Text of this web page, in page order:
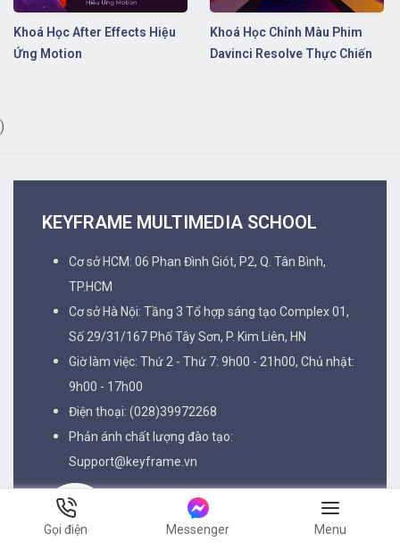
Khoá Học After Effects Hiệu
Ứng Motion
Khoá Học Chỉnh Màu Phim
Davinci Resolve Thực Chiến
)
KEYFRAME MULTIMEDIA SCHOOL
Cơ sở HCM: 06 Phan Đình Giót, P2, Q. Tân Bình,
TP.HCM
Cơ sở Hà Nội: Tầng 3 Tổ hợp sáng tạo Complex 01,
Số 29/31/167 Phố Tây Sơn, P. Kim Liên, HN
Giờ làm việc: Thứ 2 - Thứ 7: 9h00 - 21h00, Chủ nhật:
9h00 - 17h00
Điện thoại: (028)39972268
Phản ánh chất lượng đào tạo:
Support@keyframe.vn
Gọi điện Messenger Menu